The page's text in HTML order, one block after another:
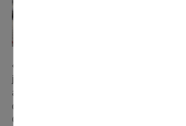
« La préparation du char de l'association
jours de travail par six bénévoles. Les
assuré le travail du fer, et du bois, ainsi
de la structure, et les femmes ont géré les
Carnaval représente pour nous la fête du